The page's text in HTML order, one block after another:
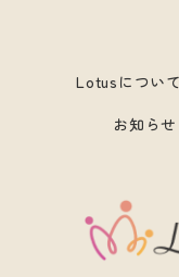
Lotusについて
お知らせ